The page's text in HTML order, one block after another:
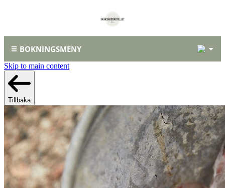
BOKNINGSMENY
Skip to main content
Tillbaka